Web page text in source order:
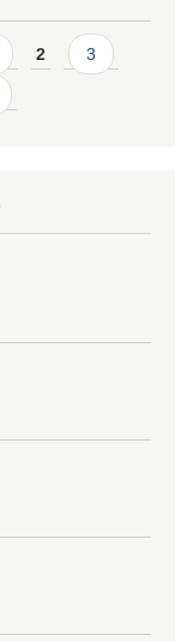
2 3